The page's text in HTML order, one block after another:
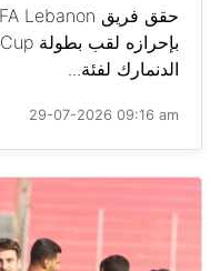
الدنمارك لفئة...
29-07-2026 09:16 am